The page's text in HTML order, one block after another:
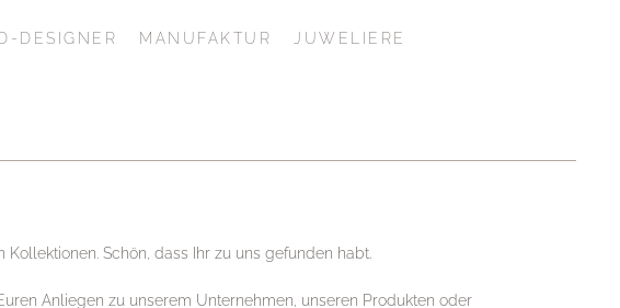
DESIGNER MANUFAKTUR JUWELIERE
Schön, dass Ihr zu uns gefunden habt.
Anliegen zu unserem Unternehmen, unseren Produkten oder